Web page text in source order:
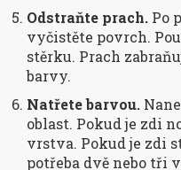
Odstraňte prach. Po
vyčistěte povrch.
stěrku. Prach
barvy.
Natřete barvou.
oblast. Pokud je zdi
vrstva. Pokud je zdi
potřeba dvě nebo tři